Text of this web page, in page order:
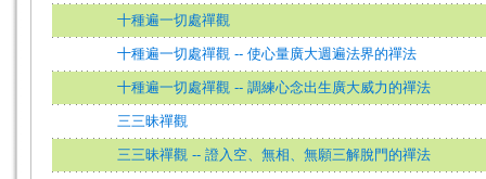
十種遍一切處禪觀
十種遍一切處禪觀 -- 使心量廣大週遍法界的禪法
十種遍一切處禪觀 -- 調練心念出生廣大威力的禪法
三三昧禪觀
三三昧禪觀 -- 證入空、無相、無願三解脫門的禪法